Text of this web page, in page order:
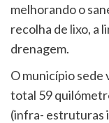
melhorando o
recolha de lixo, a
drenagem.
O município sede
total 59
(infra- estruturas